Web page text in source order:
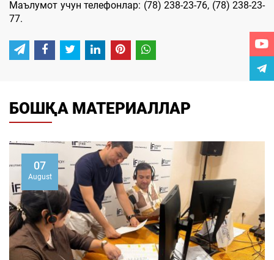
Маълумот учун телефонлар: (78) 238-23-76, (78) 238-23-
77.
БОШҚА МАТЕРИАЛЛАР
07
August